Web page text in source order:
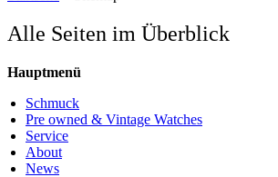
Alle Seiten im Überblick
Hauptmenü
Schmuck
Pre owned & Vintage Watches
Service
About
News